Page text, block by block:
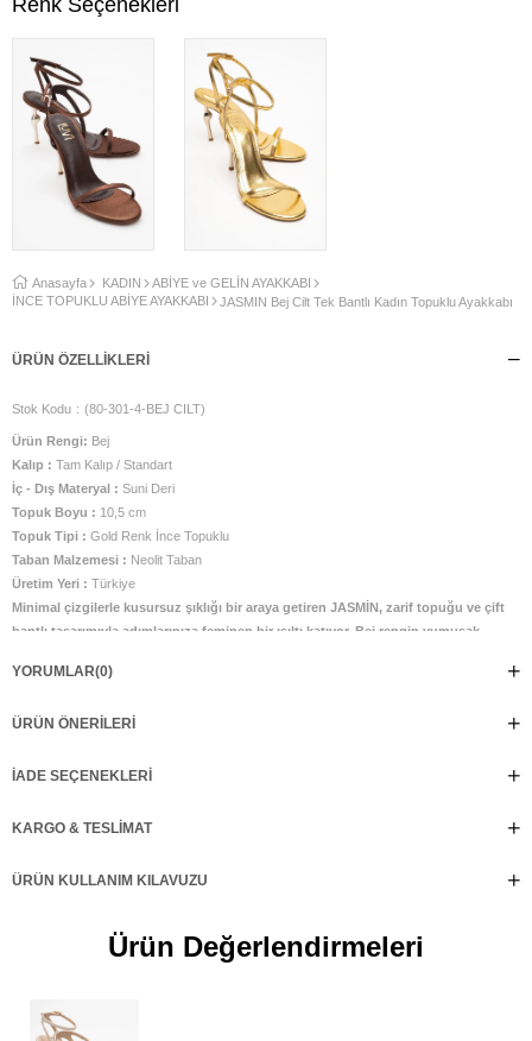
Anasayfa KADIN
ABİYE ve GELİN AYAKKABI
İNCE TOPUKLU ABİYE AYAKKABI
JASMİN Bej Cilt Tek Bantlı Kadın Topuklu Ayakkabı
ÜRÜN ÖZELLIKLERI
Stok Kodu (80-301-4-BEJ CILT)
Ürün Rengi: Bej
Kalıp : Tam Kalıp / Standart
İç - Dış Materyal : Suni Deri
Topuk Boyu : 10,5 cm
Topuk Tipi : Gold Renk İnce Topuklu
Taban Malzemesi : Neolit Taban
Üretim Yeri : Türkiye
Minimal çizgilerle kusursuz şıklığı bir araya getiren JASMİN, zarif topuğu ve çift
bantlı tasarımıyla adımlarınıza feminen bir ışıltı katıyor. Bej rengin yumuşak
ayağı zarifçe sarar ve dengeli bir duruş sunar. Altın detaylı topuğuyla dikkat
tamamlayıcısı olacak.
YORUMLAR(0)
ÜRÜN ÖNERILERI
İADE SEÇENEKLERI
KARGO & TESLIMAT
ÜRÜN KULLANIM KILAVUZU
Ürün Değerlendirmeleri